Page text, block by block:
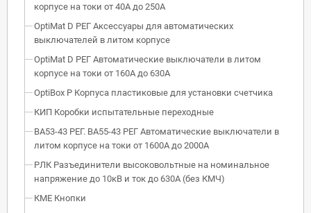
корпусе на токи от 40А до 250А
OptiMat D РЕГ Аксессуары для автоматических
выключателей в литом корпусе
OptiMat D РЕГ Автоматические выключатели в литом
корпусе на токи от 160А до 630А
OptiBox P Корпуса пластиковые для установки счетчика
КИП Коробки испытательные переходные
ВА53-43 РЕГ. ВА55-43 РЕГ Автоматические выключатели в
литом корпусе на токи от 1600А до 2000А
РЛК Разъединители высоковольтные на номинальное
напряжение до 10кВ и ток до 630А (без КМЧ)
КМЕ Кнопки